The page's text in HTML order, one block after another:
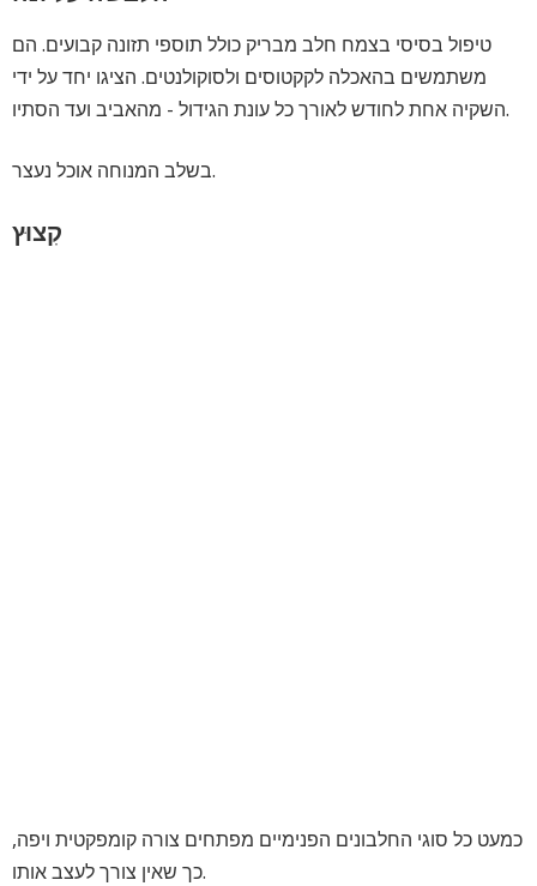
טיפול בסיסי בצמח חלב מבריק כולל תוספי תזונה קבועים. הם
משתמשים בהאכלה לקקטוסים ולסוקולנטים. הציגו יחד על ידי
השקיה אחת לחודש לאורך כל עונת הגידול - מהאביב ועד הסתיו.
בשלב המנוחה אוכל נעצר.
קִצוּץ
כמעט כל סוגי החלבונים הפנימיים מפתחים צורה קומפקטית ויפה,
כך שאין צורך לעצב אותו.